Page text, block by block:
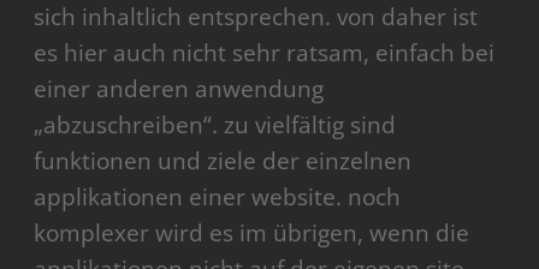
sich inhaltlich entsprechen. von daher ist
es hier auch nicht sehr ratsam, einfach bei
einer anderen anwendung
„abzuschreiben“. zu vielfältig sind
funktionen und ziele der einzelnen
applikationen einer website. noch
komplexer wird es im übrigen, wenn die